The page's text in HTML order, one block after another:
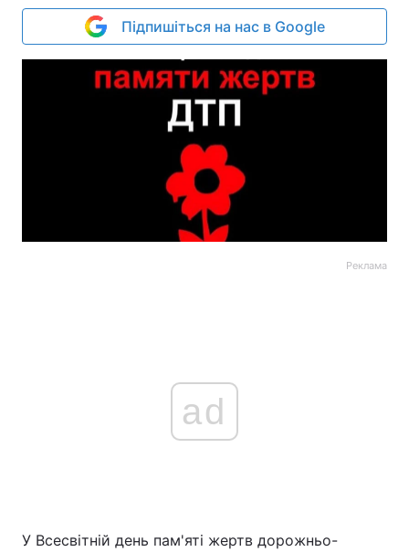
Підпишіться на нас в Google
Реклама
ad
У Всесвітній день пам'яті жертв дорожньо-